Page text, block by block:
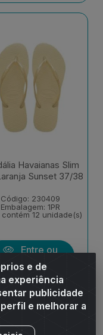
Havaianas Slim
Sunset 37/38
Código: 230409
Embalagem: 1PR
contém 12 unidade(s)
Entre ou
Cadastre-se
e de
experiência
publicidade
e melhorar a